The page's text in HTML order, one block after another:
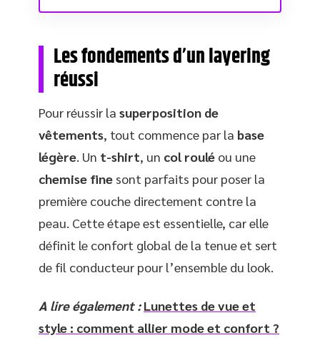
Les fondements d’un layering
réussi
Pour réussir la superposition de
vêtements, tout commence par la base
légère. Un t-shirt, un col roulé ou une
chemise fine sont parfaits pour poser la
première couche directement contre la
peau. Cette étape est essentielle, car elle
définit le confort global de la tenue et sert
de fil conducteur pour l’ensemble du look.
A lire également : Lunettes de vue et
style : comment allier mode et confort ?